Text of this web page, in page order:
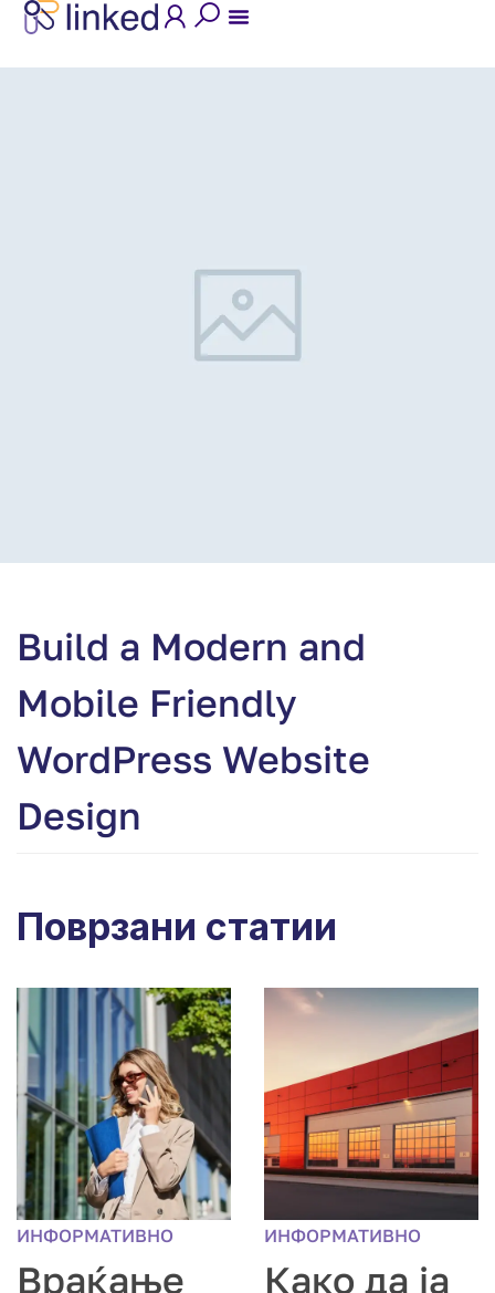
Build a Modern and
Mobile Friendly
WordPress Website
Design
Поврзани статии
ИНФОРМАТИВНО
Враќање
ИНФОРМАТИВНО
Како да ја